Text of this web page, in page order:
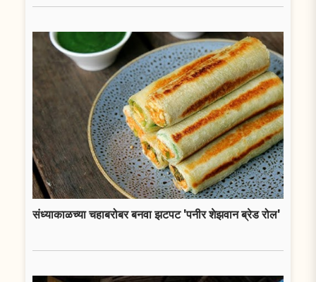
संध्याकाळच्या चहाबरोबर बनवा झटपट 'पनीर शेझवान ब्रेड रोल'